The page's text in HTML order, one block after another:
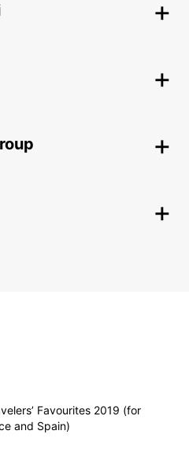
Favourites 2019 (for
and Spain)